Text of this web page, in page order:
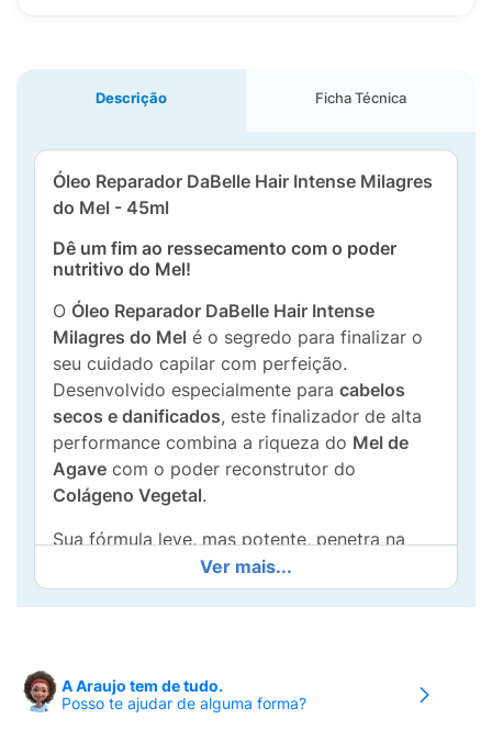
Descrição Ficha Técnica
Óleo Reparador DaBelle Hair Intense Milagres
do Mel - 45ml
Dê um fim ao ressecamento com o poder
nutritivo do Mel!
O Óleo Reparador DaBelle Hair Intense
Milagres do Mel é o segredo para finalizar o
seu cuidado capilar com perfeição.
Desenvolvido especialmente para cabelos
secos e danificados, este finalizador de alta
performance combina a riqueza do Mel de
Agave com o poder reconstrutor do
Colágeno Vegetal.
Sua fórmula leve, mas potente, penetra na
fibra capilar para selar as cutículas e
proporcionar umablindagem antifrizz
ou depois do uso de secador, chapinha ou
Ver mais...
A Araujo tem de tudo.
Posso te ajudar de alguma forma?